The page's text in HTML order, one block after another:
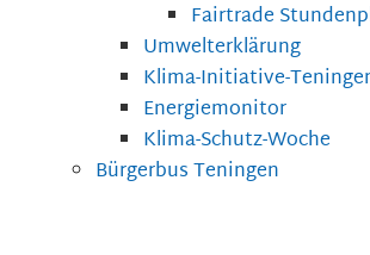
Fairtrade
Umwelterklärung
Klima-Initiative-
Energiemonitor
Klima-Schutz-Woche
Bürgerbus Teningen